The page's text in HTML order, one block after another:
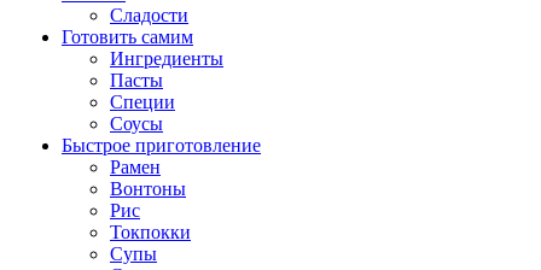
Сладости
Готовить самим
Ингредиенты
Пасты
Специи
Соусы
Быстрое приготовление
Рамен
Вонтоны
Рис
Токпокки
Супы